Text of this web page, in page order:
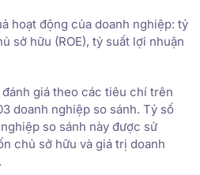
hoạt động của doanh nghiệp: tỷ
sở hữu (ROE), tỷ suất lợi nhuận
giá theo các tiêu chí trên
doanh nghiệp so sánh. Tỷ số
so sánh này được sử
chủ sở hữu và giá trị doanh